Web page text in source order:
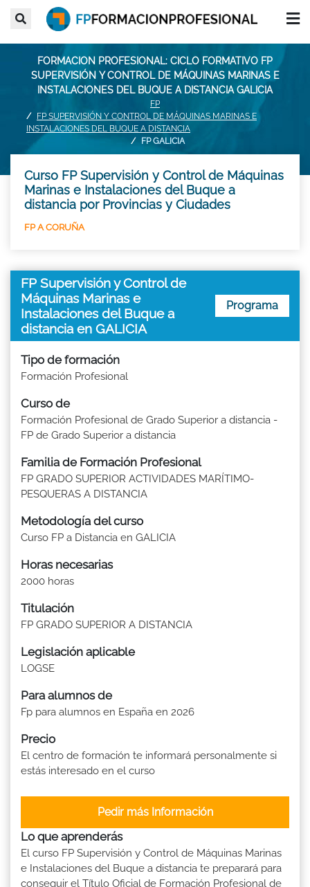
FORMACION PROFESIONAL: CICLO FORMATIVO FP
SUPERVISIÓN Y CONTROL DE MÁQUINAS MARINAS E
INSTALACIONES DEL BUQUE A DISTANCIA GALICIA
FP
FP SUPERVISIÓN Y CONTROL DE MÁQUINAS MARINAS E
INSTALACIONES DEL BUQUE A DISTANCIA
FP GALICIA
Curso FP Supervisión y Control de Máquinas
Marinas e Instalaciones del Buque a
distancia por Provincias y Ciudades
FP A CORUÑA
FP Supervisión y Control de
Máquinas Marinas e
Instalaciones del Buque a
distancia en GALICIA
Programa
Tipo de formación
Formación Profesional
Curso de
Formación Profesional de Grado Superior a distancia -
FP de Grado Superior a distancia
Familia de Formación Profesional
FP GRADO SUPERIOR ACTIVIDADES MARÍTIMO-
PESQUERAS A DISTANCIA
Metodología del curso
Curso FP a Distancia en GALICIA
Horas necesarias
2000 horas
Titulación
FP GRADO SUPERIOR A DISTANCIA
Legislación aplicable
LOGSE
Para alumnos de
Fp para alumnos en España en 2026
Precio
El centro de formación te informará personalmente si
estás interesado en el curso
Pedir más Información
Lo que aprenderás
El curso FP Supervisión y Control de Máquinas Marinas
e Instalaciones del Buque a distancia te preparará para
conseguir el Título Oficial de Formación Profesional de